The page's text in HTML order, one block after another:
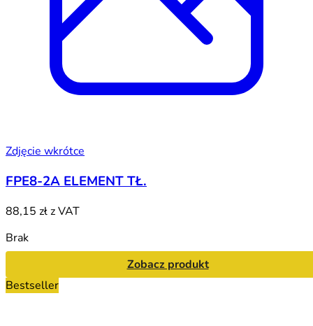
Zdjęcie wkrótce
FPE8-2A ELEMENT TŁ.
88,15 złz VAT
Brak
Zobacz produkt
Bestseller